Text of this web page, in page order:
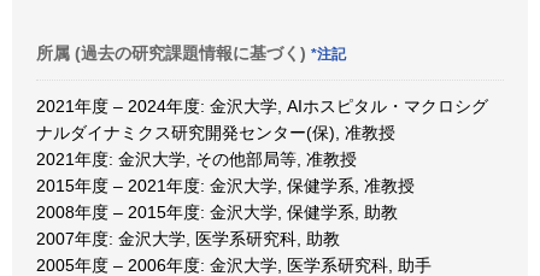
所属 (過去の研究課題情報に基づく) *注記
2021年度 – 2024年度: 金沢大学, AIホスピタル・マクロシグ
ナルダイナミクス研究開発センター(保), 准教授
2021年度: 金沢大学, その他部局等, 准教授
2015年度 – 2021年度: 金沢大学, 保健学系, 准教授
2008年度 – 2015年度: 金沢大学, 保健学系, 助教
2007年度: 金沢大学, 医学系研究科, 助教
2005年度 – 2006年度: 金沢大学, 医学系研究科, 助手